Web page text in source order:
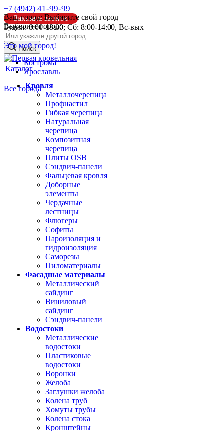
Ваш город: Выбирите свой город
Выберите город:
Это мой город!
Кострома
Ярославль
Все города
+7 (4942) 41-99-99
Заказать звонок
Будни: 8:00-18:00; Сб: 8:00-14:00, Вс-вых
info@pk44.ru
Поиск
Каталог
Кровля
Металлочерепица
Профнастил
Гибкая черепица
Натуральная
черепица
Композитная
черепица
Плиты OSB
Сэндвич-панели
Фальцевая кровля
Доборные
элементы
Чердачные
лестницы
Флюгеры
Софиты
Пароизоляция и
гидроизоляция
Саморезы
Пиломатериалы
Фасадные материалы
Металлический
сайдинг
Виниловый
сайдинг
Сэндвич-панели
Водостоки
Металлические
водостоки
Пластиковые
водостоки
Воронки
Желоба
Заглушки желоба
Колена труб
Хомуты трубы
Колена стока
Кронштейны